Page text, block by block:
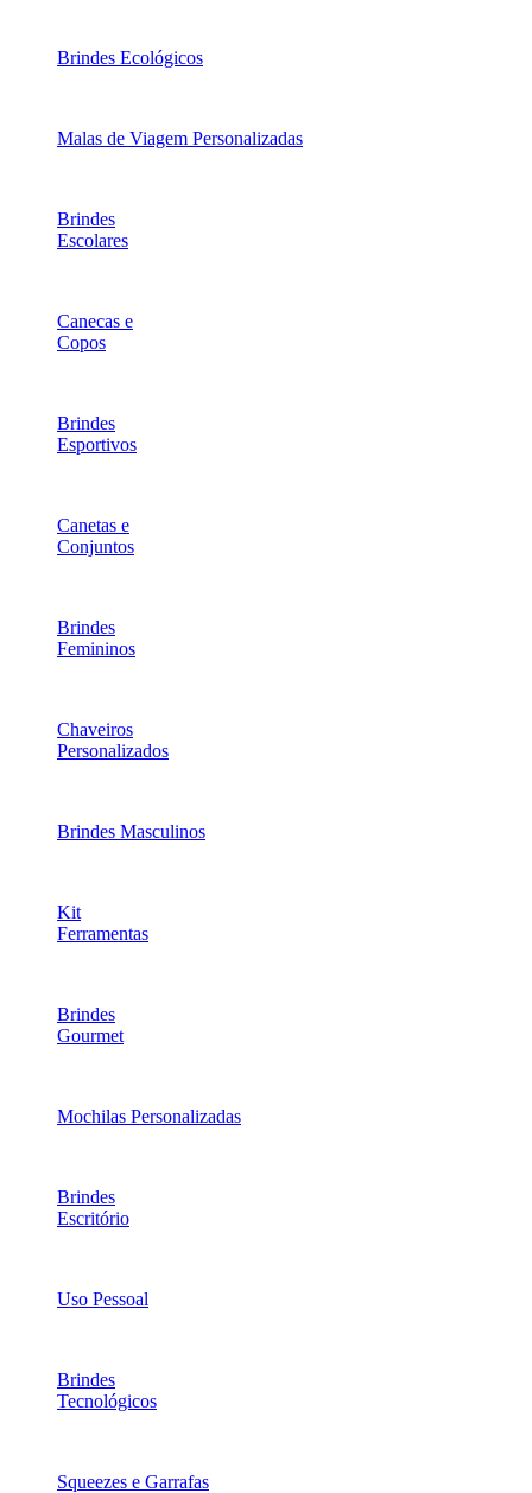
Brindes Ecológicos
Malas de Viagem Personalizadas
Brindes
Escolares
Canecas e
Copos
Brindes
Esportivos
Canetas e
Conjuntos
Brindes
Femininos
Chaveiros
Personalizados
Brindes Masculinos
Kit
Ferramentas
Brindes
Gourmet
Mochilas Personalizadas
Brindes
Escritório
Uso Pessoal
Brindes
Tecnológicos
Squeezes e Garrafas